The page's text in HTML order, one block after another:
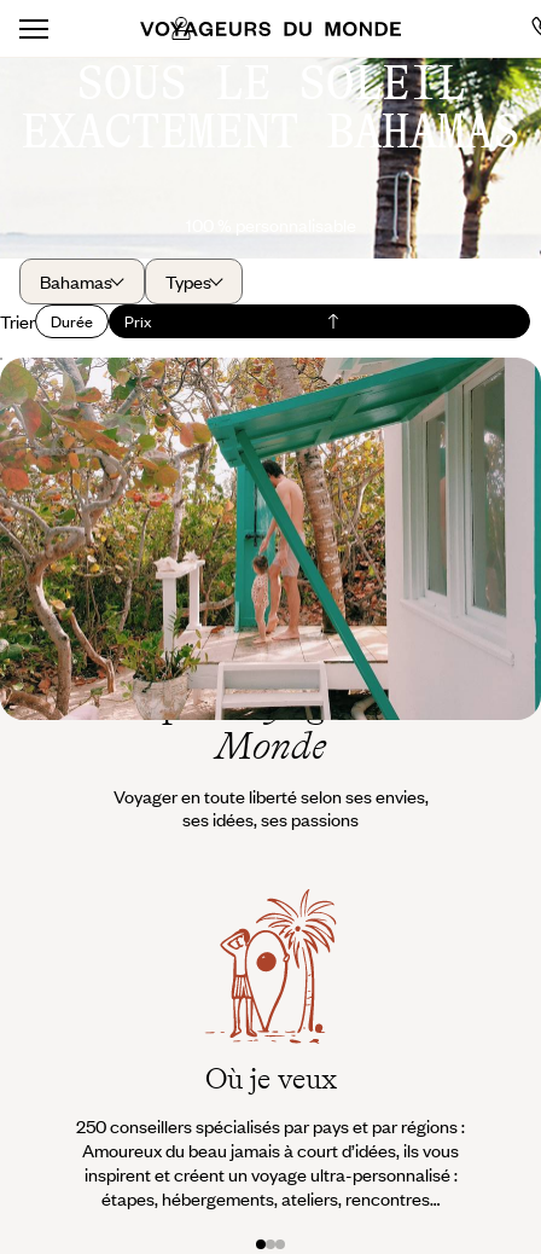
SOUS LE SOLEIL
EXACTEMENT BAHAMAS
Bahamas
Types
Trier
Durée Prix
New Providence, Eleuthera, Harbour Island - Les
Bahamas, un air de paradis perdu
L'énergie de New Providence, la douceur d'Eleuthera, le chic de
"Briland" : trois îles suspendues en filigrane sur une mer de cristal
9 jours, de 6600 à 8000 $ CA
L’espritVoyageurs du
Monde
Voyager en toute liberté selon ses envies,
ses idées, ses passions
Où je veux
250 conseillers spécialisés par pays et par régions :
Amoureux du beau jamais à court d’idées, ils vous
inspirent et créent un voyage ultra-personnalisé :
étapes, hébergements, ateliers, rencontres…